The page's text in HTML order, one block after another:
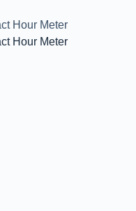
Hour Meter
Hour Meter